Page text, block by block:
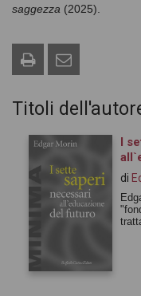
saggezza (2025).
Titoli
I
di